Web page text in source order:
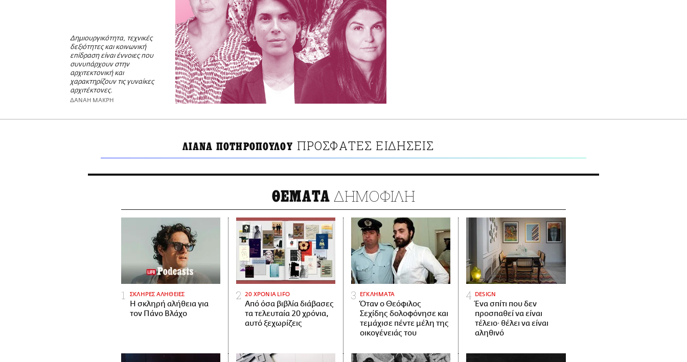
Δημιουργικότητα, τεχνικές
δεξιότητες και κοινωνική
επίδραση είναι έννοιες που
συνυπάρχουν στην
αρχιτεκτονική και
χαρακτηρίζουν τις γυναίκες
αρχιτέκτονες.
ΔΑΝΑΗ ΜΑΚΡΗ
ΛΙΑΝΑ ΠΟΤΗΡΟΠΟΥΛΟΥ ΠΡΟΣΦΑΤΕΣ ΕΙΔΗΣΕΙΣ
ΘΕΜΑΤΑ ΔΗΜΟΦΙΛΗ
ΣΚΛΗΡΕΣ ΑΛΗΘΕΙΕΣ
H σκληρή αλήθεια για
τον Πάνο Βλάχο
20 ΧΡΟΝΙΑ LIFO
Από όσα βιβλία διάβασες
τα τελευταία 20 χρόνια,
αυτό ξεχωρίζεις
ΕΓΚΛΗΜΑΤΑ
Όταν ο Θεόφιλος
Σεχίδης δολοφόνησε και
τεμάχισε πέντε μέλη της
οικογένειάς του
DESIGN
Ένα σπίτι που δεν
προσπαθεί να είναι
τέλειο· θέλει να είναι
αληθινό